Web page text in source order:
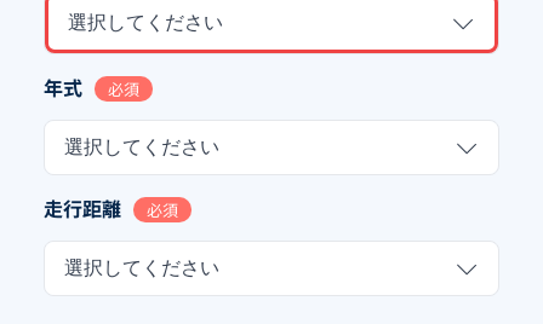
選択してください
年式 必須
選択してください
走行距離 必須
選択してください